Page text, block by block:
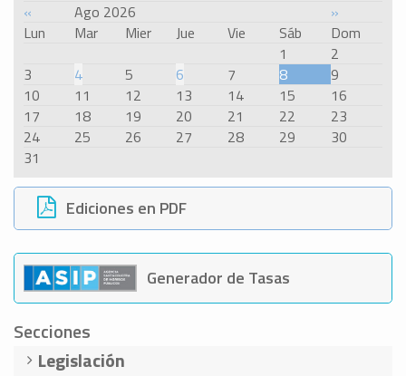
« Ago 2026
»
Lun
Mar Mier Jue Vie Sáb
Dom
1
2
3
4 5 6 7 8
9
10
11 12 13 14 15
16
17
18 19 20 21 22
23
24
25 26 27 28 29
30
31
Ediciones en PDF
Generador de Tasas
Secciones
Legislación